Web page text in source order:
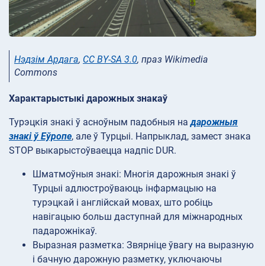
Нэдзім Ардага, CC BY-SA 3.0, праз Wikimedia
Commons
Характарыстыкі дарожных знакаў
Турэцкія знакі ў асноўным падобныя надарожныя
знакі ў Еўропе, але ў Турцыі. Напрыклад, замест знака
STOP выкарыстоўваецца надпіс DUR.
Шматмоўныя знакі: Многія дарожныя знакі ў
Турцыі адлюстроўваюць інфармацыю на
турэцкай і англійскай мовах, што робіць
навігацыю больш даступнай для міжнародных
падарожнікаў.
Выразная разметка: Звярніце ўвагу на выразную
і бачную дарожную разметку, уключаючы